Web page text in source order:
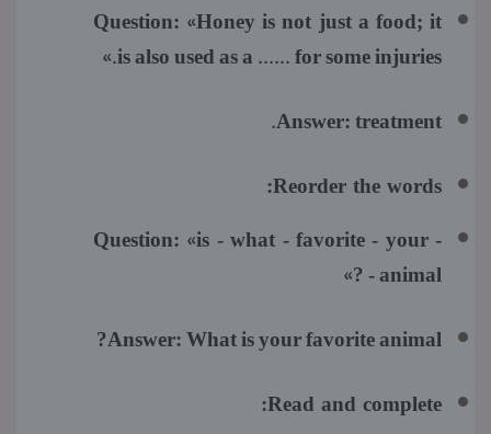
Question: «Honey is not just a food; it
is also used as a ...... for some injuries.»
Answer:treatment.
Reorder the words:
Question: «is - what - favorite - your -
animal - ?»
Answer:What is your favorite animal?
Read and complete: